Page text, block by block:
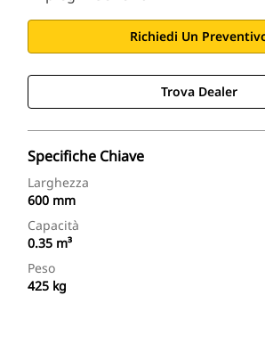
Richiedi Un
Trova Dealer
Specifiche Chiave
Larghezza
600 mm
Capacità
0.35 m³
Peso
425 kg